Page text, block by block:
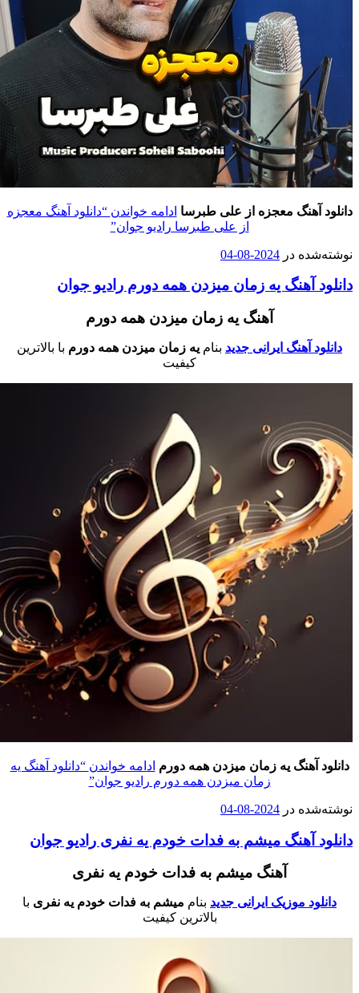
آهنگمعجزهازعلی طبرسا ادامه خواندن“دانلود آهنگ معجزه
از علی طبرسا رادیو جوان”
در 2024-08-04
آهنگ یه زمان میزدن همه دورم رادیو جوان
آهنگ یه زمان میزدن همه دورم
دانلود آهنگ ایرانی جدید بنامیه زمان میزدن همه دورمبا بالاترین
کیفیت
دانلود آهنگ یه زمان میزدن همه دورم ادامه خواندن“دانلود آهنگ یه
زمان میزدن همه دورم رادیو جوان”
در 2024-08-04
آهنگ میشم به فدات خودم یه نفری رادیو جوان
آهنگ میشم به فدات خودم یه نفری
دانلود موزیک ایرانی جدید بناممیشم به فدات خودم یه نفریبا
بالاترین کیفیت